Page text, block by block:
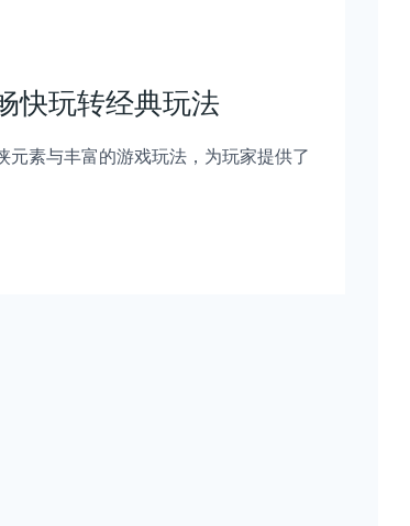
快玩转经典玩法
元素与丰富的游戏玩法，为玩家提供了